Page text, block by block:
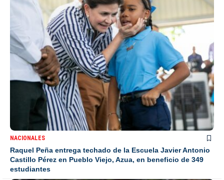
NACIONALES
Raquel Peña entrega techado de la Escuela Javier Antonio
Castillo Pérez en Pueblo Viejo, Azua, en beneficio de 349
estudiantes